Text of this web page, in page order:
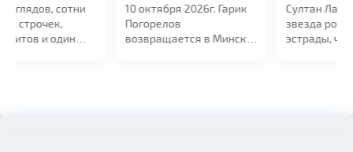
10 октября 2026г. Гарик
Погорелов
возвращается в Минск
Султан Лагучев — яркая
звезда российской
эстрады, чьи концерты